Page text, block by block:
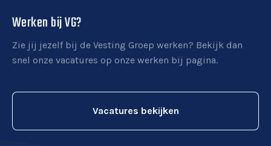
De Vesting 37-A
7722GA
Werken bij VG?
Zie jij jezelf bij de Vesting Groep werken? Bekijk dan
snel onze vacatures op onze werken bij pagina.
Vacatures bekijken